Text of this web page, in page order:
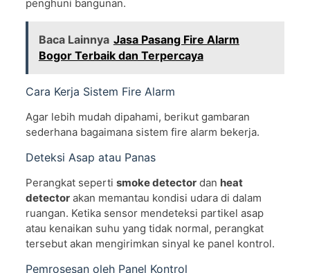
penghuni bangunan.
Baca Lainnya Jasa Pasang Fire Alarm
Bogor Terbaik dan Terpercaya
Cara Kerja Sistem Fire Alarm
Agar lebih mudah dipahami, berikut gambaran
sederhana bagaimana sistem fire alarm bekerja.
Deteksi Asap atau Panas
Perangkat seperti smoke detectordan heat
detectorakan memantau kondisi udara di dalam
ruangan. Ketika sensor mendeteksi partikel asap
atau kenaikan suhu yang tidak normal, perangkat
tersebut akan mengirimkan sinyal ke panel kontrol.
Pemrosesan oleh Panel Kontrol